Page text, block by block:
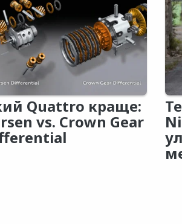
Quattro краще:
vs. Crown Gear